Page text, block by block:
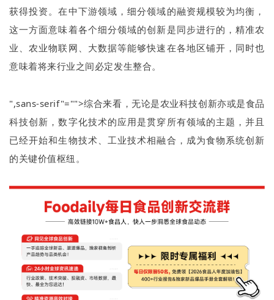
获得投资。在中下游领域，细分领域的融资规模较为均衡，
这一方面意味着各个细分领域的创新是同步进行的，精准农
业、农业物联网、大数据等能够快速在各地区铺开，同时也
意味着将来行业之间必定发生整合。
",sans-serif"="">综合来看，无论是农业科技创新亦或是食品
科技创新，数字化技术的应用是贯穿所有领域的主题，并且
已经开始和生物技术、工业技术相融合，成为食物系统创新
的关键价值枢纽。